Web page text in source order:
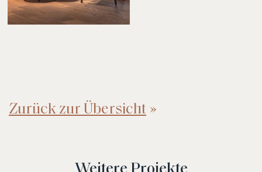
Zurück zur Übersicht
Weitere Projekte